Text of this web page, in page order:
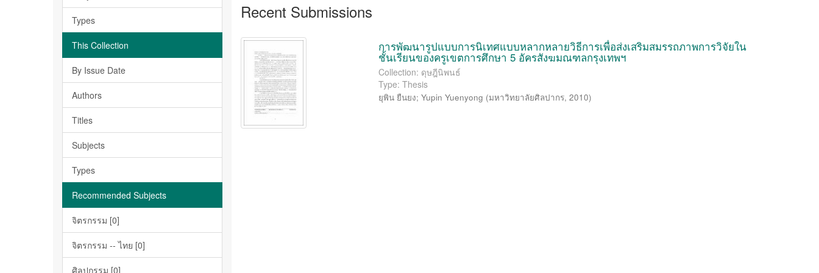
Types
This Collection
By Issue Date
Authors
Titles
Subjects
Types
Recommended Subjects
จิตรกรรม [0]
จิตรกรรม -- ไทย [0]
ศิลปกรรม [0]
Recent Submissions
การพัฒนารูปแบบการนิเทศแบบหลากหลายวิธีการเพื่อส่งเสริมสมรรถภาพการวิจัยใน
ชั้นเรียนของครูเขตการศึกษา 5 อัครสังฆมณฑลกรุงเทพฯ
Collection: ดุษฎีนิพนธ์
Type: Thesis
ยุพิน ยืนยง;Yupin Yuenyong (มหาวิทยาลัยศิลปากร,2010)